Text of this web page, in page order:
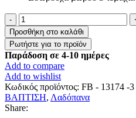
Λαδόπανα
"
Καρό
γκρι
-μπλε
σκούρο
-
Λευκό
"
ποσότητα
Προσθήκη στο καλάθι
Παράδοση σε 4-10 ημέρες
Add to compare
Add to wishlist
Κωδικός προϊόντος: FB - 13174 -3
ΒΑΠΤΙΣΗ, Λαδόπανα
Share: